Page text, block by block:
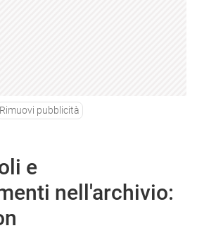
Rimuovi pubblicità
e
nell'archivio: